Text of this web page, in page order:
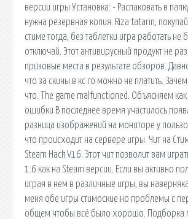
версии игры Установка: - Распаковать в
нужна резервная копия. Riza tatarin,
стиме тогда, без таблетки игра работать не
отключай. Этот антивирусный продукт не
призовые места в результате обзоров.
что за скины в кс го можно не платить. Зачем
что. The game malfunctioned. Объясняем как
ошибки В последнее время участилось
разница изображений на мониторе у
что происходит на сервере игры. Чит на
Steam Hack V16. Этот чит позволит вам
1.6 как на Steam версии. Если вы активно
играя в нем в различные игры, вы
меня обе игры стимоские но проблемы с
общем чтобы всё было хорошо. Подборка